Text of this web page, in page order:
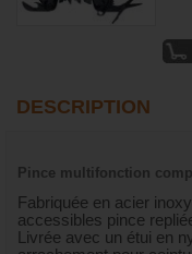
DESCRIPTION
Pince multifonction
Fabriquée en acier
accessibles pince
Livrée avec un étui en